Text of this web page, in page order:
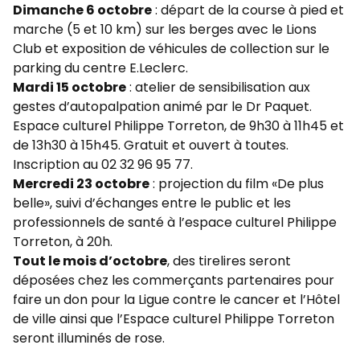
Dimanche 6 octobre: départ de la course à pied et
marche (5 et 10 km) sur les berges avec le Lions
Club et exposition de véhicules de collection sur le
parking du centre E.Leclerc.
Mardi 15 octobre: atelier de sensibilisation aux
gestes d’autopalpation animé par le Dr Paquet.
Espace culturel Philippe Torreton, de 9h30 à 11h45 et
de 13h30 à 15h45. Gratuit et ouvert à toutes.
Inscription au 02 32 96 95 77.
Mercredi 23 octobre: projection du film «De plus
belle», suivi d’échanges entre le public et les
professionnels de santé à l’espace culturel Philippe
Torreton, à 20h.
Tout le mois d’octobre, des tirelires seront
déposées chez les commerçants partenaires pour
faire un don pour la Ligue contre le cancer et l’Hôtel
de ville ainsi que l’Espace culturel Philippe Torreton
seront illuminés de rose.